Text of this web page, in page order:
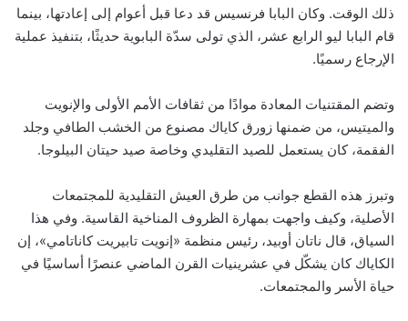
ذلك الوقت. وكان البابا فرنسيس قد دعا قبل أعوام إلى إعادتها، بينما
قام البابا ليو الرابع عشر، الذي تولى سدّة البابوية حديثًا، بتنفيذ عملية
الإرجاع رسميًا.
وتضم المقتنيات المعادة موادًا من ثقافات الأمم الأولى والإنويت
والميتيس، من ضمنها زورق كاياك مصنوع من الخشب الطافي وجلد
الفقمة، كان يستعمل للصيد التقليدي وخاصة صيد حيتان البيلوجا.
وتبرز هذه القطع جوانب من طرق العيش التقليدية للمجتمعات
الأصلية، وكيف واجهت بمهارة الظروف المناخية القاسية. وفي هذا
السياق، قال ناتان أوبيد، رئيس منظمة «إنويت تابيريت كاناتامي»، إن
الكاياك كان يشكّل في عشرينيات القرن الماضي عنصرًا أساسيًا في
حياة الأسر والمجتمعات.